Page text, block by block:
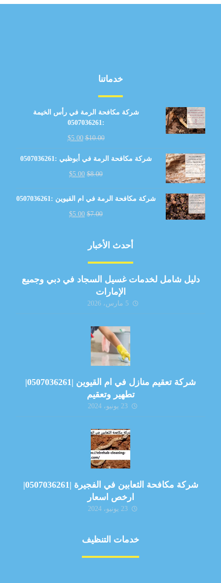
خدماتنا
شركة مكافحة الرمة في رأس الخيمة
:0507036261
$10.00
$5.00
شركة مكافحة الرمة في أبوظبي :0507036261
$8.00
$5.00
شركة مكافحة الرمة في ام القيوين :0507036261
$7.00
$5.00
أحدث الأخبار
دليل شامل لخدمات غسيل السجاد في دبي وجميع
الإمارات
5 مارس، 2026
شركة تعقيم منازل في ام القيوين |0507036261|
تطهير وتعقيم
23 يونيو، 2024
شركة مكافحة الثعابين في الفجيرة |0507036261|
ارخص اسعار
23 يونيو، 2024
خدمات التنظيف